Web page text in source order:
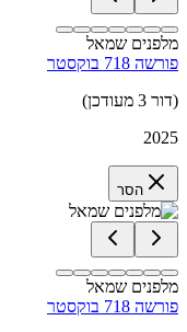
מלפנים שמאל
פורשה 718 בוקסטר
(דור 3 מעודכן)
2025
הסר
מלפנים שמאל
פורשה 718 בוקסטר